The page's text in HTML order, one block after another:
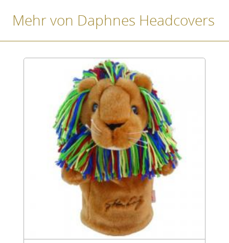
Mehr von Daphnes Headcovers